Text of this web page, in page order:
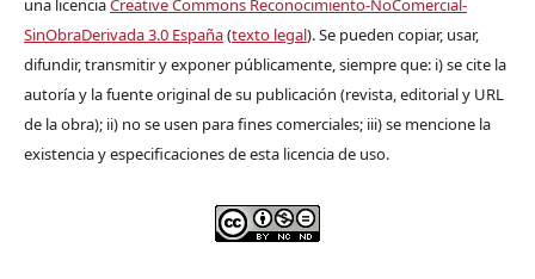
una licenciaCreative Commons Reconocimiento-NoComercial-
SinObraDerivada 3.0 España(texto legal). Se pueden copiar, usar,
difundir, transmitir y exponer públicamente, siempre que: i) se cite la
autoría y la fuente original de su publicación (revista, editorial y URL
de la obra); ii) no se usen para fines comerciales; iii) se mencione la
existencia y especificaciones de esta licencia de uso.